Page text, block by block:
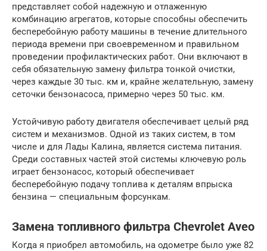
представляет собой надежную и отлаженную
комбинацию агрегатов, которые способны обеспечить
бесперебойную работу машины в течение длительного
периода времени при своевременном и правильном
проведении профилактических работ. Они включают в
себя обязательную замену фильтра тонкой очистки,
через каждые 30 тыс. км и, крайне желательную, замену
сеточки бензонасоса, примерно через 50 тыс. км.
Устойчивую работу двигателя обеспечивает целый ряд
систем и механизмов. Одной из таких систем, в том
числе и для Лады Калина, является система питания.
Среди составных частей этой системы ключевую роль
играет бензонасос, который обеспечивает
бесперебойную подачу топлива к деталям впрыска
бензина — специальным форсункам.
Замена топливного фильтра Chevrolet Aveo
Когда я приобрел автомобиль, на одометре было уже 82